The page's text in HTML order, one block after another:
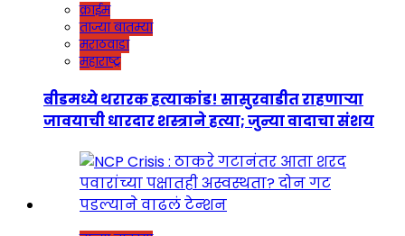
क्राईम
ताज्या बातम्या
मराठवाडा
महाराष्ट्र
बीडमध्ये थरारक हत्याकांड! सासुरवाडीत राहणाऱ्या
जावयाची धारदार शस्त्राने हत्या; जुन्या वादाचा संशय